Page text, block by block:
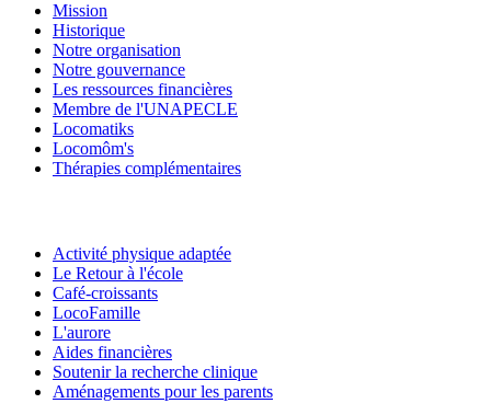
Mission
Historique
Notre organisation
Notre gouvernance
Les ressources financières
Membre de l'UNAPECLE
Locomatiks
Locomôm's
Thérapies complémentaires
Activité physique adaptée
Le Retour à l'école
Café-croissants
LocoFamille
L'aurore
Aides financières
Soutenir la recherche clinique
Aménagements pour les parents